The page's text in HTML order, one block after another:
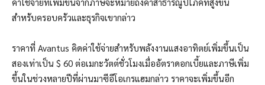
สำหรับครอบครัวและธุรกิจเขากล่าว
ราคาที่ Avantus คิดค่าใช้จ่ายสำหรับพลังงานแสงอาทิตย์เพิ่มขึ้นเป็น
สองเท่าเป็น $ 60 ต่อเมกะวัตต์ชั่วโมงเมื่ออัตราดอกเบี้ยและภาษีเพิ่ม
ขึ้นในช่วงหลายปีที่ผ่านมาซีอีโอเกรแฮมกล่าว ราคาจะเพิ่มขึ้นอีก